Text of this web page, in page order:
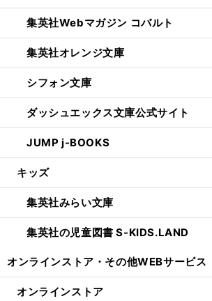
集英社Webマガジン コバルト
集英社オレンジ文庫
シフォン文庫
ダッシュエックス文庫公式サイト
JUMP j-BOOKS
キッズ
集英社みらい文庫
集英社の児童図書 S-KIDS.LAND
オンラインストア・ その他WEBサービス
オンラインストア